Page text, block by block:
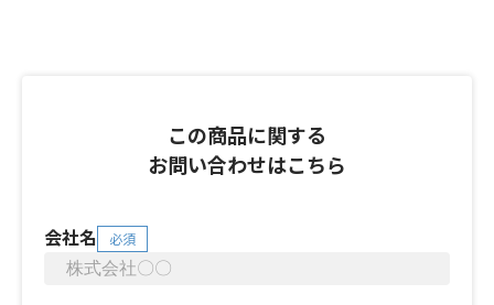
この商品に関する
お問い合わせはこちら
会社名 必須